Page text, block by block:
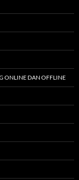
ONLINE DAN OFFLINE